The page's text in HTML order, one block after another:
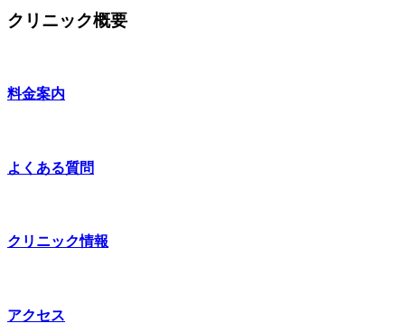
クリニック概要
料金案内
よくある質問
クリニック情報
アクセス